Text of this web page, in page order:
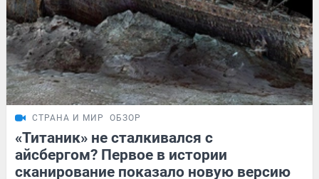
СТРАНА И МИР ОБЗОР
«Титаник» не сталкивался с
айсбергом? Первое в истории
сканирование показало новую версию